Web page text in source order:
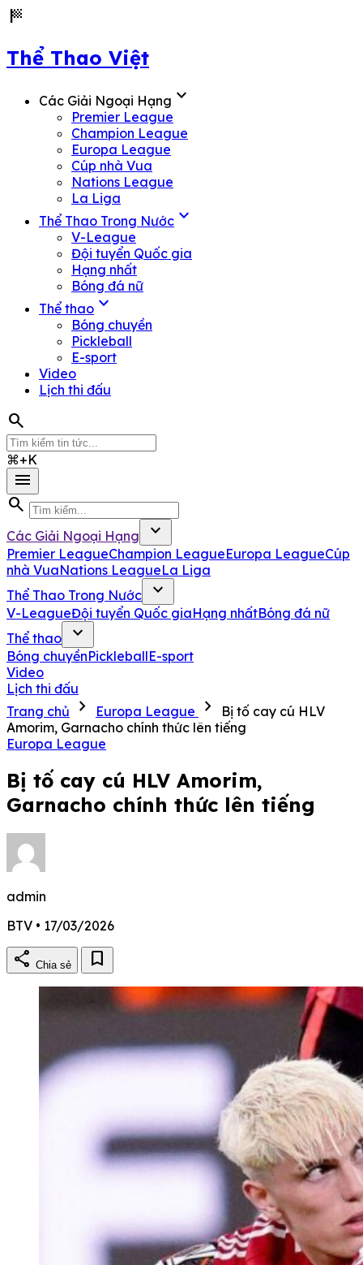
sports_score
Thể Thao Việt
Các Giải Ngoại Hạng expand_more
Premier League
Champion League
Europa League
Cúp nhà Vua
Nations League
La Liga
Thể Thao Trong Nước expand_more
V-League
Đội tuyển Quốc gia
Hạng nhất
Bóng đá nữ
Thể thao expand_more
Bóng chuyền
Pickleball
E-sport
Video
Lịch thi đấu
search
⌘+K
menu
search
Các Giải Ngoại Hạng expand_more
Premier LeagueChampion LeagueEuropa LeagueCúp
nhà VuaNations LeagueLa Liga
Thể Thao Trong Nước
expand_more
V-LeagueĐội tuyển Quốc giaHạng nhấtBóng đá nữ
Thể thao
expand_more
Bóng chuyềnPickleballE-sport
Video
Lịch thi đấu
Trang chủ
chevron_right Europa League chevron_right
Bị tố cay cú HLV
Amorim, Garnacho chính thức lên tiếng
Europa League
Bị tố cay cú HLV Amorim,
Garnacho chính thức lên tiếng
admin
BTV • 17/03/2026
share Chia sẻ bookmark